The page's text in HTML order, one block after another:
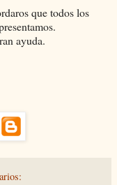
que todos los
ayuda.